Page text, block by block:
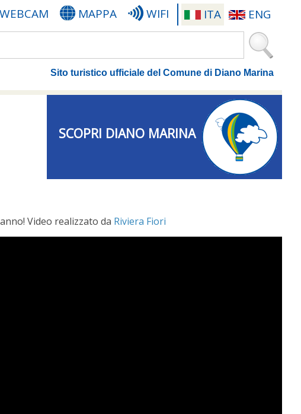
ITA ENG
WEBCAM MAPPA WIFI
Sito turistico ufficiale del Comune di Diano Marina
SCOPRI DIANO MARINA
Video realizzato da Riviera Fiori